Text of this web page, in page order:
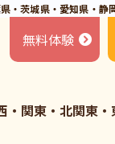
・茨城県・愛知県・静
・関東・北関東・
無料体験